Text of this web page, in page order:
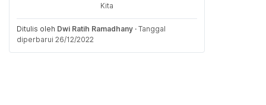
Kita
Ditulis oleh Dwi Ratih Ramadhany · Tanggal
diperbarui 26/12/2022